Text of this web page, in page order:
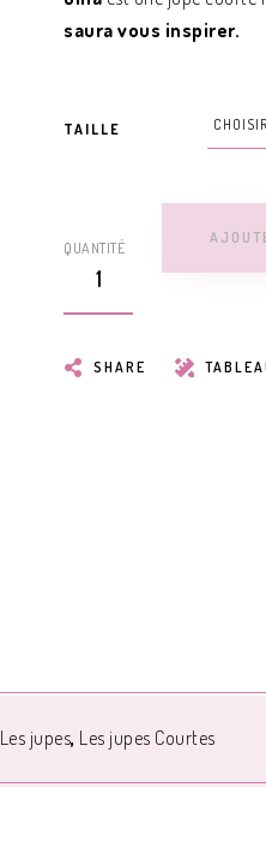
saura vous inspirer.
TAILLE
QUANTITÉ
SHARE
Les jupes, Les jupes Courtes